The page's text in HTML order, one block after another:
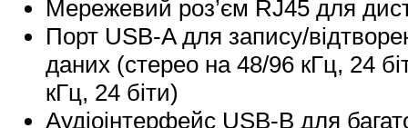
Мережевий роз’єм RJ45 для
Порт USB-A для запису/
даних (стерео на 48/96 кГц, 24
кГц, 24 біти)
Аудіоінтерфейс USB-B для